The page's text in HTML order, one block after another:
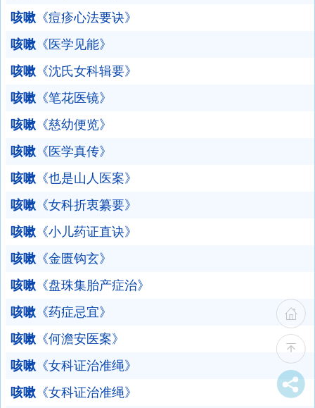
咳嗽 《痘疹心法要诀》
咳嗽 《医学见能》
咳嗽 《沈氏女科辑要》
咳嗽 《笔花医镜》
咳嗽 《慈幼便览》
咳嗽 《医学真传》
咳嗽 《也是山人医案》
咳嗽 《女科折衷纂要》
咳嗽 《小儿药证直诀》
咳嗽 《金匮钩玄》
咳嗽 《盘珠集胎产症治》
咳嗽 《药症忌宜》
咳嗽 《何澹安医案》
咳嗽 《女科证治准绳》
咳嗽 《女科证治准绳》